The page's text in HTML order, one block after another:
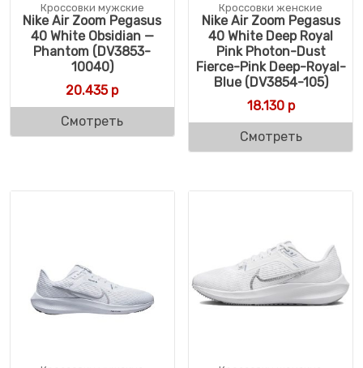
Кроссовки мужские
Nike Air Zoom Pegasus
40 White Obsidian —
Phantom (DV3853-
10040)
20.435р
Смотреть
Кроссовки женские
Nike Air Zoom Pegasus
40 White Deep Royal
Pink Photon-Dust
Fierce-Pink Deep-Royal-
Blue (DV3854-105)
18.130р
Смотреть